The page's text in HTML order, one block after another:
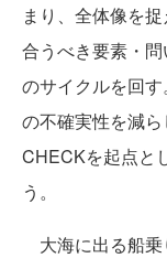
まり、全体像を
合うべき要素・
のサイクルを回
の不確実性を減ら
CHECKを起点と
う。
大海に出る船乗